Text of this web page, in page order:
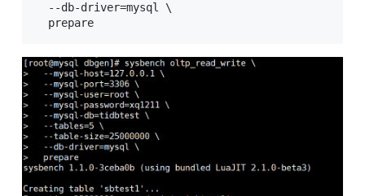
  --db-driver=mysql \
  prepare